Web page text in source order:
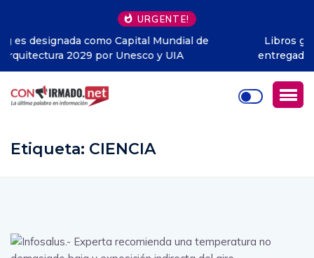
URGENTE!
Libros gratis en Guayaquil: la iniciativa que ya ha
entregado cerca de 1.500 ejemplares y llega a todo
Ecuador
Etiqueta: CIENCIA